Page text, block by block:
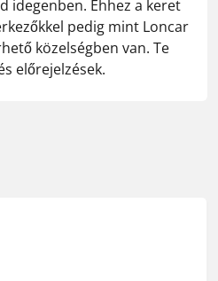
idegenben. Ehhez a keret
pedig mint Loncar
közelségben van. Te
előrejelzések.